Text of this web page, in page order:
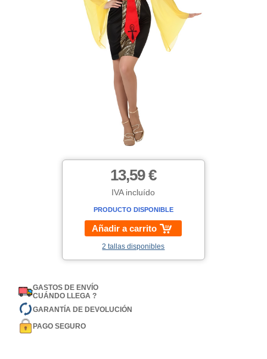
13,59 €
IVA incluído
PRODUCTO DISPONIBLE
Añadir a carrito
2 tallas disponibles
GASTOS DE ENVÍO
CUÁNDO LLEGA ?
GARANTÍA DE DEVOLUCIÓN
PAGO SEGURO